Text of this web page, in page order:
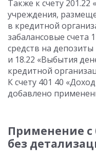
Также к счету
учреждения,
в кредитной
забалансовые счета
средств на
и 18.22 «Выбытия
кредитной
К счету 401 40
добавлено
Применение с
без